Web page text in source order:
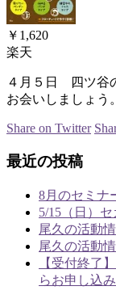
￥1,620
楽天
４月５日 四ツ谷
お会いしましょう。
Share on Twitter
最近の投稿
8月のセミナ
5/15（日）
尾久の活動
尾久の活動情
【受付終了
らお申し込